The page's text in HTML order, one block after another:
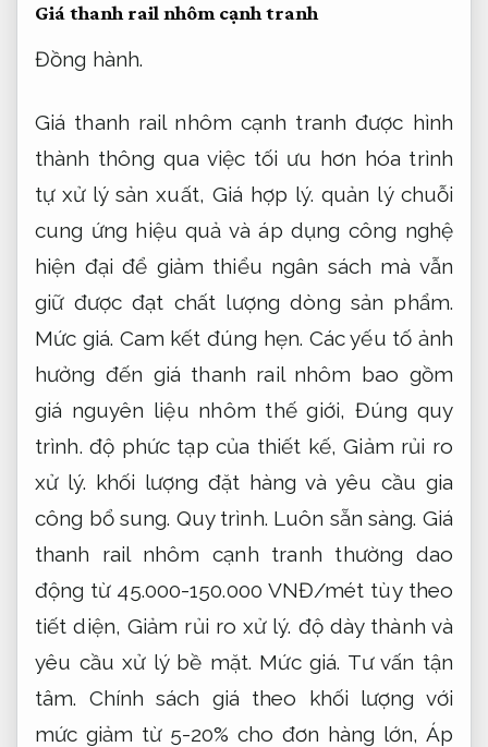
Giá thanh rail nhôm cạnh tranh
Đồng hành.
Giá thanh rail nhôm cạnh tranh được hình
thành thông qua việc tối ưu hơn hóa trình
tự xử lý sản xuất, Giá hợp lý. quản lý chuỗi
cung ứng hiệu quả và áp dụng công nghệ
hiện đại để giảm thiểu ngân sách mà vẫn
giữ được đạt chất lượng dòng sản phẩm.
Mức giá. Cam kết đúng hẹn. Các yếu tố ảnh
hưởng đến giá thanh rail nhôm bao gồm
giá nguyên liệu nhôm thế giới, Đúng quy
trình. độ phức tạp của thiết kế,Giảm rủi ro
xử lý. khối lượng đặt hàng và yêu cầu gia
công bổ sung. Quy trình. Luôn sẵn sàng. Giá
thanh rail nhôm cạnh tranh thường dao
động từ 45.000-150.000 VNĐ/mét tùy theo
tiết diện, Giảm rủi ro xử lý. độ dày thành và
yêu cầu xử lý bề mặt. Mức giá. Tư vấn tận
tâm. Chính sách giá theo khối lượng với
mức giảm từ 5-20% cho đơn hàng lớn, Áp